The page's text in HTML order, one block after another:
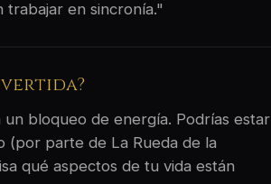
trabajar en sincronía."
un bloqueo de energía. Podrías estar
(por parte de La Rueda de la
qué aspectos de tu vida están